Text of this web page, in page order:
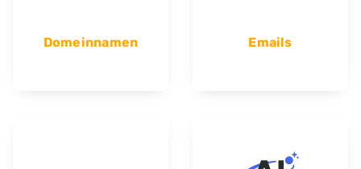
Domeinnamen Emails